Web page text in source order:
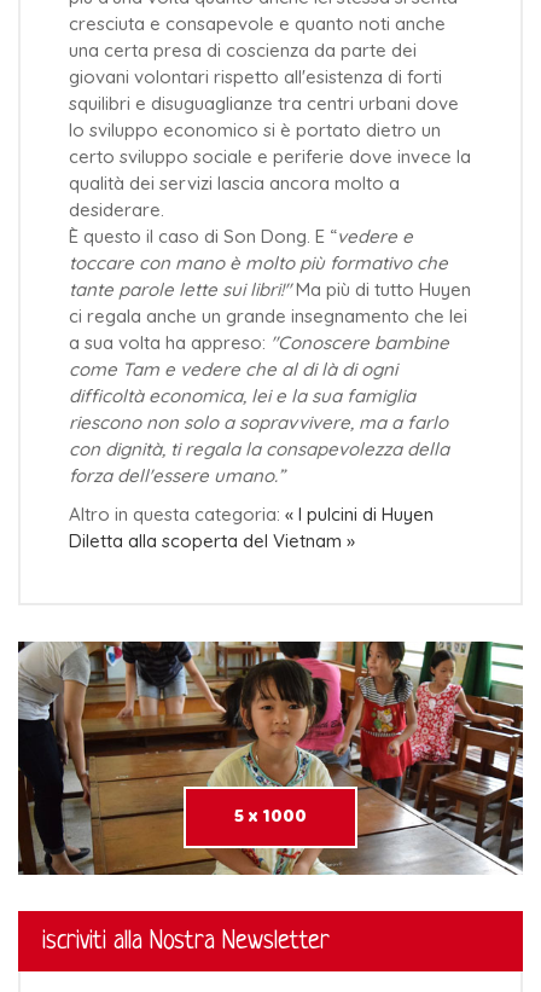
cresciuta e consapevole e quanto noti anche
una certa presa di coscienza da parte dei
giovani volontari rispetto all'esistenza di forti
squilibri e disuguaglianze tra centri urbani dove
lo sviluppo economico si è portato dietro un
certo sviluppo sociale e periferie dove invece la
qualità dei servizi lascia ancora molto a
desiderare.
È questo il caso di Son Dong. E “vedere e
toccare con mano è molto più formativo che
tante parole lette sui libri!"Ma più di tutto Huyen
ci regala anche un grande insegnamento che lei
a sua volta ha appreso: "Conoscere bambine
come Tam e vedere che al di là di ogni
difficoltà economica, lei e la sua famiglia
riescono non solo a sopravvivere, ma a farlo
con dignità, ti regala la consapevolezza della
forza dell'essere umano.”
Altro in questa categoria: « I pulcini di Huyen
Diletta alla scoperta del Vietnam »
5 x 1000
iscriviti alla Nostra Newsletter